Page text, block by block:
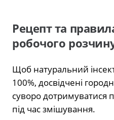
Рецепт та
робочого
Щоб натуральний
100%, досвідчені
суворо дотримуватися
під час змішування.